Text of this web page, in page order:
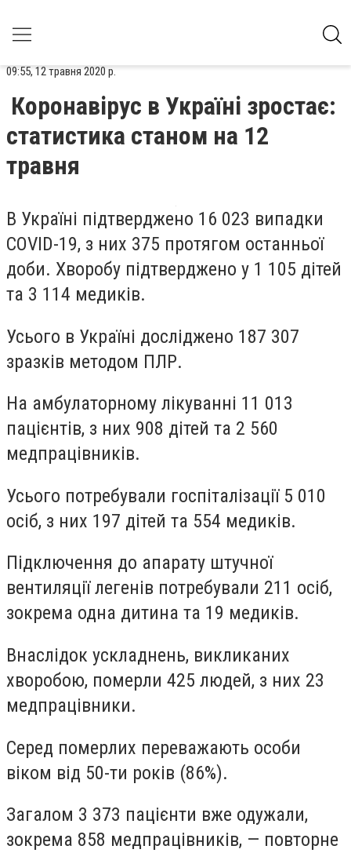
09:55, 12 травня 2020 р.
Коронавірус в Україні зростає:
статистика станом на 12
травня
В Україні підтверджено 16 023 випадки
COVID-19, з них 375 протягом останньої
доби. Хворобу підтверджено у 1 105 дітей
та 3 114 медиків.
Усього в Україні досліджено 187 307
зразків методом ПЛР.
На амбулаторному лікуванні 11 013
пацієнтів, з них 908 дітей та 2 560
медпрацівників.
Усього потребували госпіталізації 5 010
осіб, з них 197 дітей та 554 медиків.
Підключення до апарату штучної
вентиляції легенів потребували 211 осіб,
зокрема одна дитина та 19 медиків.
Внаслідок ускладнень, викликаних
хворобою, померли 425 людей, з них 23
медпрацівники.
Серед померлих переважають особи
віком від 50-ти років (86%).
Загалом 3 373 пацієнти вже одужали,
зокрема 858 медпрацівників, — повторне